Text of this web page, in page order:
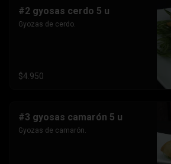
#2 gyosas cerdo 5 u
Gyozas de cerdo.
$4.950
#3 gyosas camarón 5 u
Gyozas de camarón.